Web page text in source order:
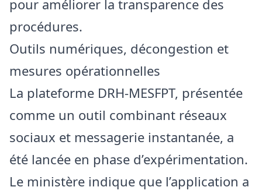
pour améliorer la transparence des
procédures.
Outils numériques, décongestion et
mesures opérationnelles
La plateforme DRH‑MESFPT, présentée
comme un outil combinant réseaux
sociaux et messagerie instantanée, a
été lancée en phase d’expérimentation.
Le ministère indique que l’application a